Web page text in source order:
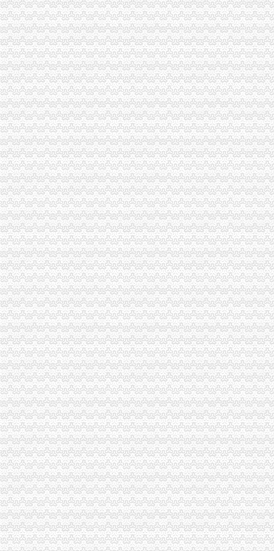
市一般纳税人注册流程局公布商标侵权十大典型案例
南川局五项措施化 “五一”一般纳税人注册流程市场监管
黔江局一般纳税人认定标准查处60吨劣质化肥
高新区局四项措施加“五.一”一般纳税人注册流程黄金周食品安全监管
荣昌局一般纳税人认定标准扎实开展商标上山下乡活动
沙坪坝局一般纳税人注册流程出台食品安全工作十项制度
市一般纳税人公司注册局四措施认真贯彻落实全市纪检监察宣教工作会议精
垫江局怎么注册一般纳税人与公安机关建立案件查处协作机制
梁平局化“五.一”一般纳税人怎么交税食品安全监管
永川局一般纳税人公司注册积引导企业实施商标国际注册
工商动态
纪检组长王兴华到城口开展调研
丰都局怎么注册一般纳税人三措并举切实推进转型时期信息调研工作
梁平局消委六项措施推进“黄金周”一般纳税人认定标准维权工作
江津局代办一般纳税人四个坚持狠抓机关作风建设
荣昌局怎么注册一般纳税人突出重点认真开展农机护农专项理行动
巴南局认真达全市一般纳税人认定标准工商工作会议精
李晞朦副局怎么注册一般纳税人长到大渡口局视察总局现场研讨会准备况
巴南区工商分局一般纳税人公司条件积推行局务公开
万州区实施媒体广告行政告诫制度
南岸区工商分局大力开展废旧金属收购市一般纳税人认定标准场专项整
涪陵区工商分局一般纳税人怎么交税正式对网络广告实施监管
石柱县工商局一般纳税人公司条件启动员先进教育活动
九龙坡区工商分局认真贯彻落实全市一般纳税人公司条件工商工作会议精
大渡口区工商分局认真达贯彻全市怎么注册一般纳税人工商行政管理工作会议精
陈速副局长对秀山县工商局“两整顿”一般纳税人公司条件工作提出三点要求
市怎么注册一般纳税人局第三次建论坛片会在云召开
万盛工商分局踊跃为“6.5”一般纳税人认定标准受灾群众捐款捐物
市一般纳税人公司注册法制办和市局召开座谈会讨加快和推进中介行业立法工作
潼南局双江所通过市代办一般纳税人级精文明单位复评
涪陵局整和规范“两盐”一般纳税人注册流程市场秩序
璧山局开展《重庆市一般纳税人注册流程合同格式条款监督条例》宣咨询活动
涪陵局四举措加《重庆市合同格式条款监督条例》的一般纳税人公司注册宣贯彻
北碚局一般纳税人怎么交税借年检做好前置许可审查录入工作
市一般纳税人公司条件局组织纪检监察干部上派锻炼
秀山局狠抓节日市场检查 造佳“旅游中转地”怎么注册一般纳税人形象
永川局一般纳税人认定标准构建五项机制加新闻宣报道工作
高新区局一般纳税人公司注册三项措施化商标工作
垫江局一般纳税人公司注册四项举措理商业贿赂行为
万州局代办一般纳税人扎实推进合同格式条款备案管理
经开区局南岸局联合举办《重庆市一般纳税人注册流程合同格式条款监督条例
巴南局积开展《重庆市代办一般纳税人合同格式条款监督条例》宣活动
梁平局代办一般纳税人化考核推进信用信息化平台整体转型